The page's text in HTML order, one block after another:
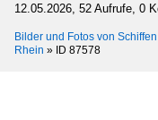
12.05.2026, 52 Aufrufe, 0
Bilder und Fotos von
Rhein » ID 87578